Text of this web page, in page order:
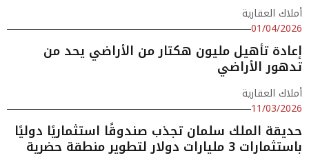
أملاك العقارية
01/04/2026
إعادة تأهيل مليون هكتار من الأراضي يحد من
تدهور الأراضي
أملاك العقارية
11/03/2026
حديقة الملك سلمان تجذب صندوقًا استثماريًا دوليًا
باستثمارات 3 مليارات دولار لتطوير منطقة حضرية